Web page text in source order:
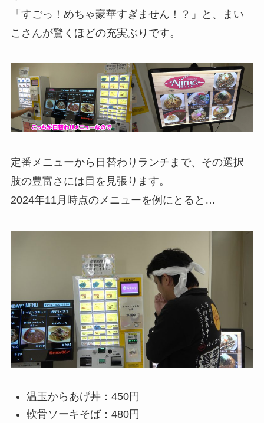
「すごっ！めちゃ豪華すぎません！？」と、まい
こさんが驚くほどの充実ぶりです。
定番メニューから日替わりランチまで、その選択
肢の豊富さには目を見張ります。
2024年11月時点のメニューを例にとると…
温玉からあげ丼：450円
軟骨ソーキそば：480円